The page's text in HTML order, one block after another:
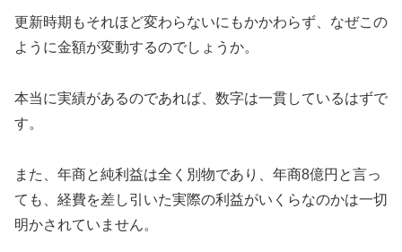
更新時期もそれほど変わらないにもかかわらず、なぜこの
ように金額が変動するのでしょうか。
本当に実績があるのであれば、数字は一貫しているはずで
す。
また、年商と純利益は全く別物であり、年商8億円と言っ
ても、経費を差し引いた実際の利益がいくらなのかは一切
明かされていません。